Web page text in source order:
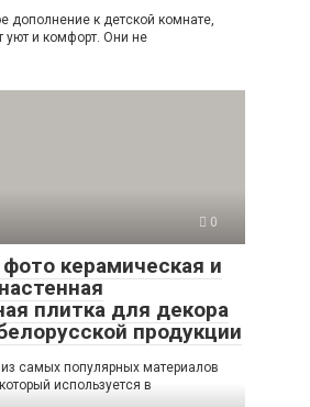
дополнение к детской комнате,
уют и комфорт. Они не
0
керамическая и
плитка для декора
продукции
самых популярных материалов
используется в